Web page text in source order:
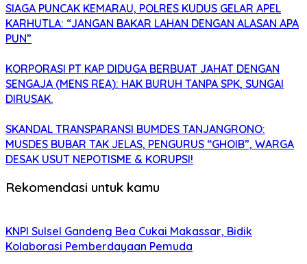
SIAGA PUNCAK KEMARAU, POLRES KUDUS GELAR APEL
KARHUTLA: “JANGAN BAKAR LAHAN DENGAN ALASAN APA
PUN”
KORPORASI PT KAP DIDUGA BERBUAT JAHAT DENGAN
SENGAJA (MENS REA): HAK BURUH TANPA SPK, SUNGAI
DIRUSAK.
SKANDAL TRANSPARANSI BUMDES TANJANGRONO:
MUSDES BUBAR TAK JELAS, PENGURUS “GHOIB”, WARGA
DESAK USUT NEPOTISME & KORUPSI!
Rekomendasi untuk kamu
KNPI Sulsel Gandeng Bea Cukai Makassar, Bidik
Kolaborasi Pemberdayaan Pemuda